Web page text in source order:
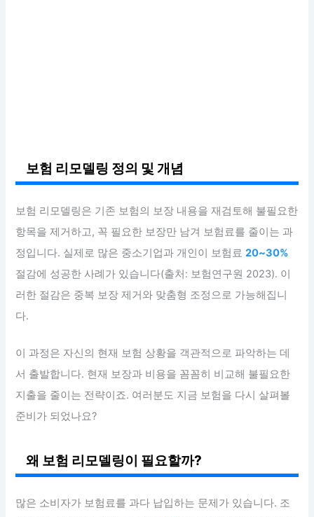
보험 리모델링 정의 및 개념
보험 리모델링은 기존 보험의 보장 내용을 재검토해 불필요한
항목을 제거하고, 꼭 필요한 보장만 남겨 보험료를 줄이는 과
정입니다. 실제로 많은 중소기업과 개인이 보험료20~30%
절감에 성공한 사례가 있습니다(출처: 보험연구원 2023). 이
러한 절감은 중복 보장 제거와 맞춤형 조정으로 가능해집니
다.
이 과정은 자신의 현재 보험 상황을 객관적으로 파악하는 데
서 출발합니다. 현재 보장과 비용을 꼼꼼히 비교해 불필요한
지출을 줄이는 전략이죠. 여러분도 지금 보험을 다시 살펴볼
준비가 되었나요?
왜 보험 리모델링이 필요할까?
많은 소비자가 보험료를 과다 납입하는 문제가 있습니다. 조